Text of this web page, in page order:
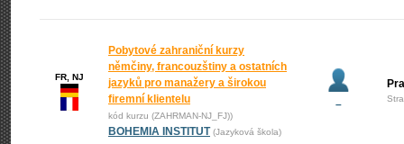
FR, NJ
Pobytové zahraniční kurzy
němčiny, francouzštiny a ostatních
jazyků pro manažery a širokou
firemní klientelu
kód kurzu (ZAHRMAN-NJ_FJ))
BOHEMIA INSTITUT (Jazyková škola)
–